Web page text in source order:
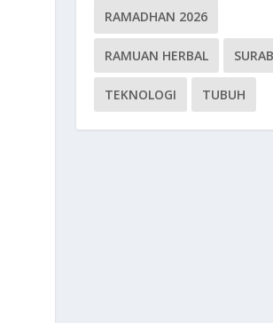
RAMADHAN 2026
RAMUAN HERBAL
TEKNOLOGI TUBUH